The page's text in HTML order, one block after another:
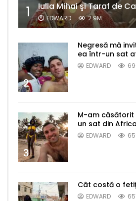
1 EDWARD 2.9M
2
Negresă mă
ea într-un sat
EDWARD
3
M-am
un sat din Africa
EDWARD
Cât costă o
EDWARD